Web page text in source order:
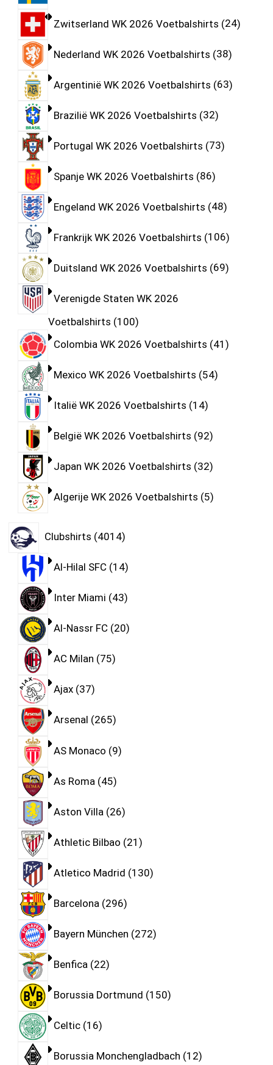
Zwitserland WK 2026 Voetbalshirts 24
Nederland WK 2026 Voetbalshirts 38
Argentinië WK 2026 Voetbalshirts 63
Brazilië WK 2026 Voetbalshirts 32
Portugal WK 2026 Voetbalshirts 73
Spanje WK 2026 Voetbalshirts 86
Engeland WK 2026 Voetbalshirts 48
Frankrijk WK 2026 Voetbalshirts 106
Duitsland WK 2026 Voetbalshirts 69
Verenigde Staten WK 2026
Voetbalshirts 100
Colombia WK 2026 Voetbalshirts 41
Mexico WK 2026 Voetbalshirts 54
Italië WK 2026 Voetbalshirts 14
België WK 2026 Voetbalshirts 92
Japan WK 2026 Voetbalshirts 32
Algerije WK 2026 Voetbalshirts 5
Clubshirts 4014
Al-Hilal SFC 14
Inter Miami 43
Al-Nassr FC 20
AC Milan 75
Ajax 37
Arsenal 265
AS Monaco 9
As Roma 45
Aston Villa 26
Athletic Bilbao 21
Atletico Madrid 130
Barcelona 296
Bayern München 272
Benfica 22
Borussia Dortmund 150
Celtic 16
Borussia Monchengladbach 12